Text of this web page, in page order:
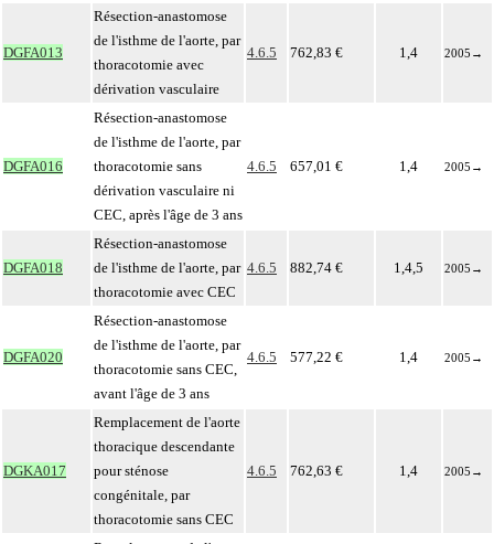
DGFA013
Résection-anastomose
de l'isthme de l'aorte, par
thoracotomie avec
dérivation vasculaire
4.6.5 762,83 € 1,4 2005 →
DGFA016
Résection-anastomose
de l'isthme de l'aorte, par
thoracotomie sans
dérivation vasculaire ni
CEC, après l'âge de 3 ans
4.6.5 657,01 € 1,4 2005 →
DGFA018
Résection-anastomose
de l'isthme de l'aorte, par
thoracotomie avec CEC
4.6.5 882,74 € 1,4,5 2005 →
DGFA020
Résection-anastomose
de l'isthme de l'aorte, par
thoracotomie sans CEC,
avant l'âge de 3 ans
4.6.5 577,22 € 1,4 2005 →
DGKA017
Remplacement de l'aorte
thoracique descendante
pour sténose
congénitale, par
thoracotomie sans CEC
4.6.5 762,63 € 1,4 2005 →